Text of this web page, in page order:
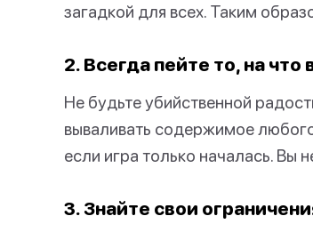
загадкой для всех. Таким
2. Всегда пейте то, на что
Не будьте убийственной
вываливать содержимое
если игра только началась. Вы
3. Знайте свои